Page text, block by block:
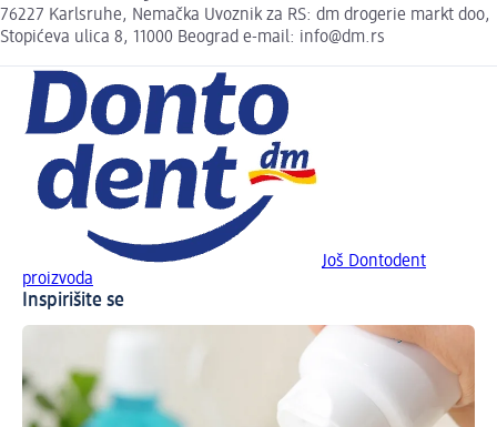
76227 Karlsruhe, Nemačka Uvoznik za RS: dm drogerie markt doo,
Stopićeva ulica 8, 11000 Beograd e-mail: info@dm.rs
Još Dontodent
proizvoda
Inspirišite se